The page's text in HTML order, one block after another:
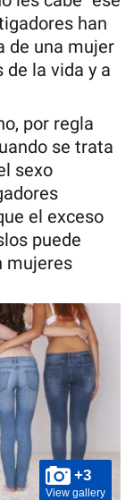
han
de una mujer
la vida y a
por regla
se trata
sexo
el exceso
puede
mujeres
+3
View gallery